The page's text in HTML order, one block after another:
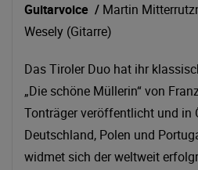
Guitarvoice / Martin
Wesely (Gitarre)
Das Tiroler Duo hat ihr
„Die schöne Müllerin“ von
Tonträger veröffentlicht und in
Deutschland, Polen und
widmet sich der weltweit